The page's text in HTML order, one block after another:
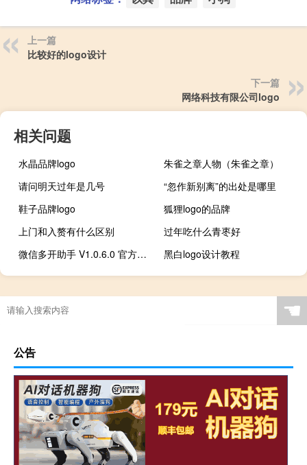
上一篇
比较好的logo设计
下一篇
网络科技有限公司logo
相关问题
水晶品牌logo
朱雀之章人物（朱雀之章）
请问明天过年是几号
“忽作新别离”的出处是哪里
鞋子品牌logo
狐狸logo的品牌
上门和入赘有什么区别
过年吃什么青枣好
微信多开助手 V1.0.6.0 官方版（微信多开助手 V1.0.6.0 官方版功能简介）
黑白logo设计教程
☚
公告